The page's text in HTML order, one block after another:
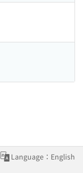
Language：English